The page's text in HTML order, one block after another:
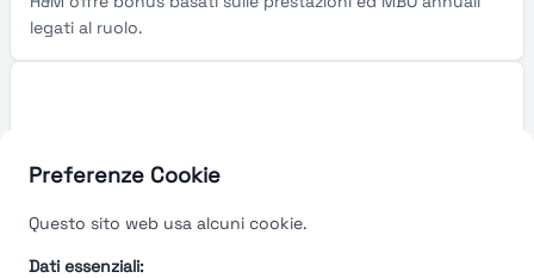
Preferenze Cookie
Questo sito web usa alcuni cookie.
Dati essenziali:
legati al ruolo.